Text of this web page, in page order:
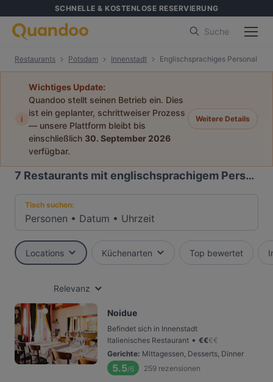
SCHNELLE & KOSTENLOSE RESERVIERUNG
Suche
Restaurants Potsdam Innenstadt Englischsprachiges Personal
i
Wichtiges Update:
Quandoo stellt seinen Betrieb ein. Dies
ist ein geplanter, schrittweiser Prozess
— unsere Plattform bleibt bis
einschließlich 30. September 2026
verfügbar.
Weitere Details
7 Restaurants mit englischsprachigem Personal in Innenstadt, Potsdam
Tisch suchen:
Personen • Datum • Uhrzeit
Locations Küchenarten Top bewertet
Relevanz
Noidue
Befindet sich in Innenstadt
Italienisches Restaurant • €€€€
Gerichte: Mittagessen, Desserts, Dinner
5.5/6 259 rezensionen